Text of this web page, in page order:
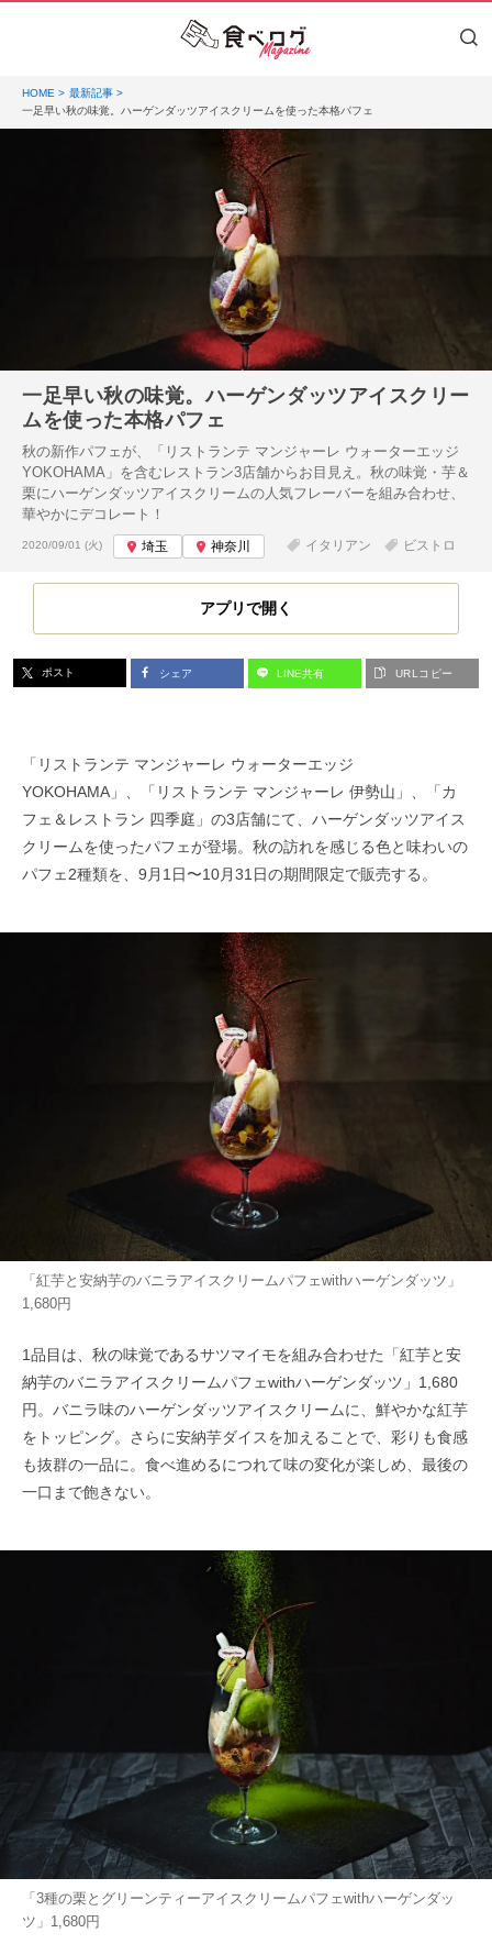
HOME
最新記事
一足早い秋の味覚。ハーゲンダッツアイスクリームを使った本格パフェ
一足早い秋の味覚。ハーゲンダッツアイスクリー
ムを使った本格パフェ
秋の新作パフェが、「リストランテ マンジャーレ ウォーターエッジ
YOKOHAMA」を含むレストラン3店舗からお目見え。秋の味覚・芋＆
栗にハーゲンダッツアイスクリームの人気フレーバーを組み合わせ、
華やかにデコレート！
投稿日:
2020/09/01 (火) 埼玉 神奈川 イタリアン ビストロ
アプリで開く
ポスト シェア LINE共有 URLコピー
「リストランテ マンジャーレ ウォーターエッジ
YOKOHAMA」、「リストランテ マンジャーレ 伊勢山」、「カ
フェ＆レストラン 四季庭」の3店舗にて、ハーゲンダッツアイス
クリームを使ったパフェが登場。秋の訪れを感じる色と味わいの
パフェ2種類を、9月1日〜10月31日の期間限定で販売する。
「紅芋と安納芋のバニラアイスクリームパフェwithハーゲンダッツ」
1,680円
1品目は、秋の味覚であるサツマイモを組み合わせた「紅芋と安
納芋のバニラアイスクリームパフェwithハーゲンダッツ」1,680
円。バニラ味のハーゲンダッツアイスクリームに、鮮やかな紅芋
をトッピング。さらに安納芋ダイスを加えることで、彩りも食感
も抜群の一品に。食べ進めるにつれて味の変化が楽しめ、最後の
一口まで飽きない。
「3種の栗とグリーンティーアイスクリームパフェwithハーゲンダッ
ツ」1,680円